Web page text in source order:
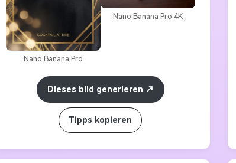
Hochauflösendes, elegantes und
hochwertiges Party-Einladungslayout.
Nano Banana Pro
Nano Banana Pro 4K
Dieses bild generieren
Tipps kopieren